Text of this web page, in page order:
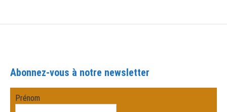
Abonnez-vous à notre newsletter
Prénom